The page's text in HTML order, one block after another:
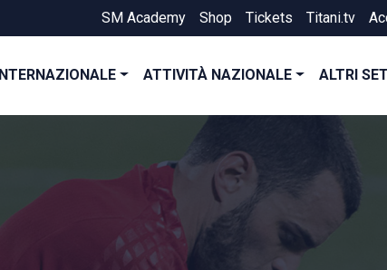
SM Academy Shop Tickets Titani.tv
INTERNAZIONALE ATTIVITÀ NAZIONALE ALTRI